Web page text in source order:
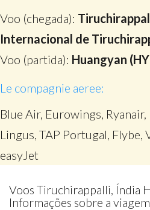
Voo (chegada):
Internacional de
Voo (partida): Huangyan
Le compagnie aeree:
Blue Air, Eurowings,
Lingus, TAP Portugal,
easyJet
Voos Tiruchirappalli, Índia
Informações sobre a viagem